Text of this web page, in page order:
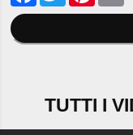
TUTTI I